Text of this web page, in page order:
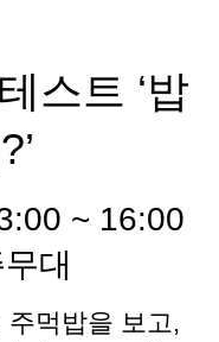
스트 ‘밥
~ 16:00
대
주먹밥을 보고,